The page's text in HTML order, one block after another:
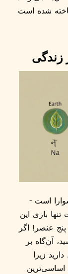
شده است
زندگی
است -
بازی این
عنصر! اگر
آن‌گاه بر
زیرا